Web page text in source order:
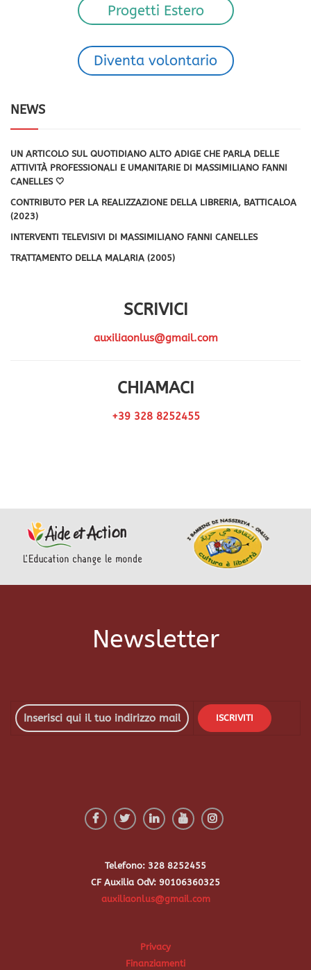
Progetti Estero
Diventa volontario
NEWS
UN ARTICOLO SUL QUOTIDIANO ALTO ADIGE CHE PARLA DELLE
ATTIVITÀ PROFESSIONALI E UMANITARIE DI MASSIMILIANO FANNI
CANELLES 🤍
CONTRIBUTO PER LA REALIZZAZIONE DELLA LIBRERIA, BATTICALOA
(2023)
INTERVENTI TELEVISIVI DI MASSIMILIANO FANNI CANELLES
TRATTAMENTO DELLA MALARIA (2005)
SCRIVICI
auxiliaonlus@gmail.com
CHIAMACI
+39 328 8252455
Newsletter
Telefono: 328 8252455
CF Auxilia OdV: 90106360325
auxiliaonlus@gmail.com
Privacy
Finanziamenti